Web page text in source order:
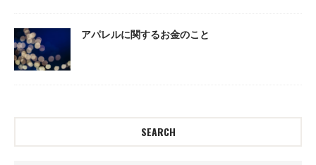
アパレルに関するお金のこと
SEARCH